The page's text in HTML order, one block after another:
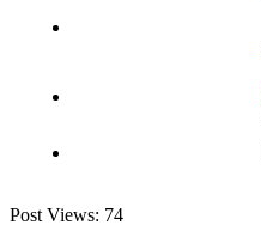
Post Views: 74